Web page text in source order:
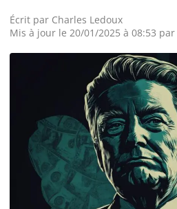
Actualité IA
Acheter
Prédictions
Cryptomonnaies
Écrit par Charles Ledoux
Mis à jour le 20/01/2025 à 08:53 par